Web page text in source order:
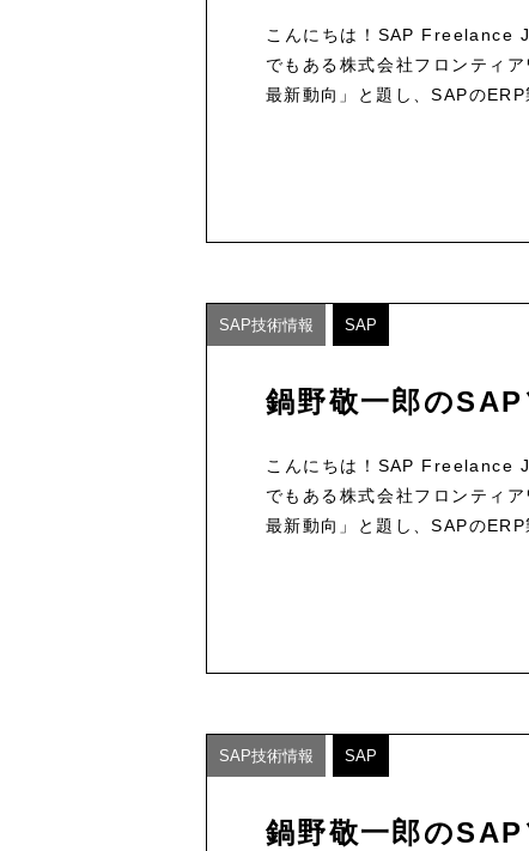
こんにちは！SAP Freelance
でもある株式会社フロンティ
最新動向」と題し、SAPの
SAP技術情報
SAP
鍋野敬一郎の
こんにちは！SAP Freelance
でもある株式会社フロンティ
最新動向」と題し、SAPの
SAP技術情報
SAP
鍋野敬一郎の